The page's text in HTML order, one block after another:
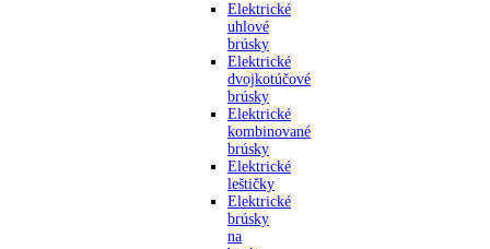
Elektrické
uhlové
brúsky
Elektrické
dvojkotúčové
brúsky
Elektrické
kombinované
brúsky
Elektrické
leštičky
Elektrické
brúsky
na